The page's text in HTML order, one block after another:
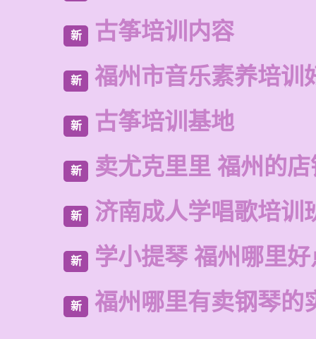
新 古筝培训内容
新 福州市音乐素养培训
新 古筝培训基地
新 卖尤克里里 福州的
新 济南成人学唱歌培训
新 学小提琴 福州哪里
新 福州哪里有卖钢琴的